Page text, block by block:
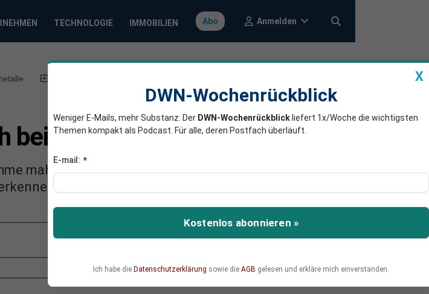
TECHNOLOGIE IMMOBILIEN Abo Anmelden
bei verdeckten Kriegen“
mahnt die Beachtung des Völkerrechts auch in
ist.
X
DWN-Wochenrückblick
Weniger E-Mails, mehr Substanz: Der DWN-Wochenrückblick liefert 1x/Woche die wichtigsten
Themen kompakt als Podcast. Für alle, deren Postfach überläuft.
E-mail: *
Kostenlos abonnieren »
Ich habe die Datenschutzerklärung sowie die AGB gelesen und erkläre mich einverstanden.